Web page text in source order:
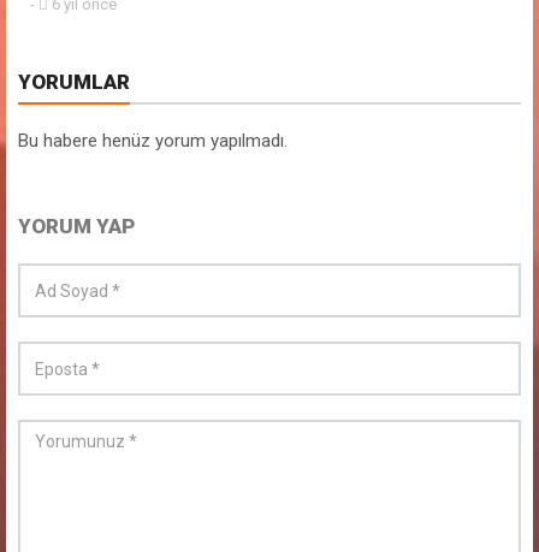
- 6 yıl önce
YORUMLAR
Bu habere henüz yorum yapılmadı.
YORUM YAP